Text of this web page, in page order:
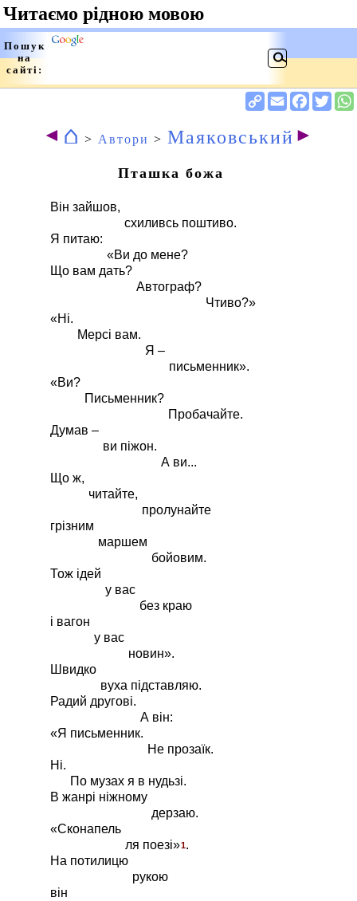
◄ ⌂ > Автори > Маяковський ►
Пташка божа
Він зайшов,
схиливсь поштиво.
Я питаю:
«Ви до мене?
Що вам дать?
Автограф?
Чтиво?»
«Ні.
Мерсі вам.
Я –
письменник».
«Ви?
Письменник?
Пробачайте.
Думав –
ви піжон.
А ви...
Що ж,
читайте,
пролунайте
грізним
маршем
бойовим.
Тож ідей
у вас
без краю
і вагон
у вас
новин».
Швидко
вуха підставляю.
Радий другові.
А він:
«Я письменник.
Не прозаїк.
Ні.
По музах я в нудьзі.
В жанрі ніжному
дерзаю.
«Сконапель
ля поезі»1.
На потилицю
рукою
він